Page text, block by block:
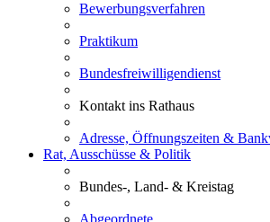
Bewerbungsverfahren
Praktikum
Bundesfreiwilligendienst
Kontakt ins Rathaus
Adresse, Öffnungszeiten &
Rat, Ausschüsse & Politik
Bundes-, Land- & Kreistag
Abgeordnete